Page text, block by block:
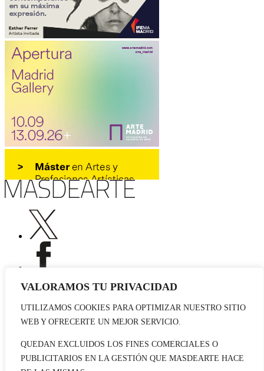
VALORAMOS TU PRIVACIDAD
UTILIZAMOS COOKIES PARA OPTIMIZAR NUESTRO SITIO
WEB Y OFRECERTE UN MEJOR SERVICIO.
QUEDAN EXCLUIDOS LOS FINES COMERCIALES O
PUBLICITARIOS EN LA GESTIÓN QUE MASDEARTE HACE
Publicidad
Contacto
© 2026 masdearte. Información de exposiciones, museos y artistas